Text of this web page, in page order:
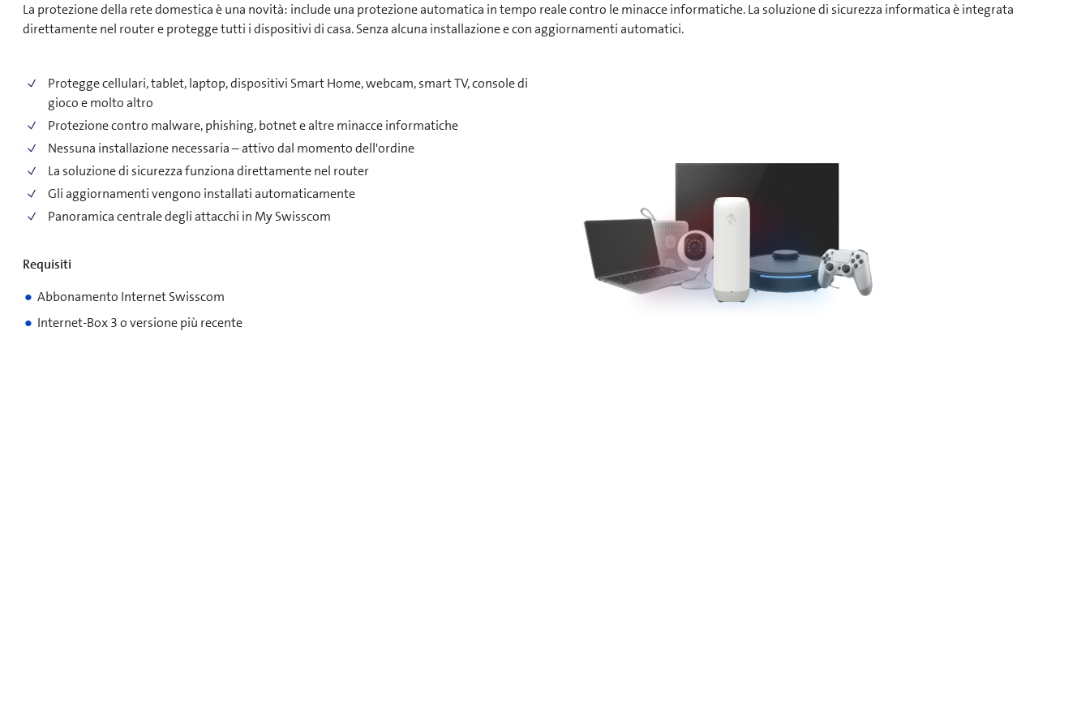
La protezione della rete domestica è una novità: include una protezione automatica in tempo reale contro le minacce informatiche. La soluzione di sicurezza informatica è integrata
direttamente nel router e protegge tutti i dispositivi di casa. Senza alcuna installazione e con aggiornamenti automatici.
Protegge cellulari, tablet, laptop, dispositivi Smart Home, webcam, smart TV, console di
gioco e molto altro
Protezione contro malware, phishing, botnet e altre minacce informatiche
Nessuna installazione necessaria – attivo dal momento dell'ordine
La soluzione di sicurezza funziona direttamente nel router
Gli aggiornamenti vengono installati automaticamente
Panoramica centrale degli attacchi in My Swisscom
Requisiti
Abbonamento Internet Swisscom
Internet-Box 3 o versione più recente